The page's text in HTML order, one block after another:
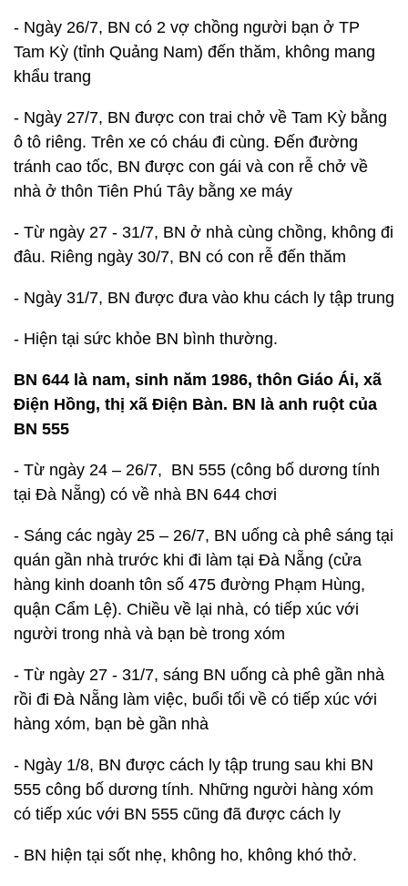
- Ngày 26/7, BN có 2 vợ chồng người bạn ở TP
Tam Kỳ (tỉnh Quảng Nam) đến thăm, không mang
khẩu trang
- Ngày 27/7, BN được con trai chở về Tam Kỳ bằng
ô tô riêng. Trên xe có cháu đi cùng. Đến đường
tránh cao tốc, BN được con gái và con rễ chở về
nhà ở thôn Tiên Phú Tây bằng xe máy
- Từ ngày 27 - 31/7, BN ở nhà cùng chồng, không đi
đâu. Riêng ngày 30/7, BN có con rễ đến thăm
- Ngày 31/7, BN được đưa vào khu cách ly tập trung
- Hiện tại sức khỏe BN bình thường.
BN 644 là nam, sinh năm 1986, thôn Giáo Ái, xã
Điện Hồng, thị xã Điện Bàn. BN là anh ruột của
BN 555
- Từ ngày 24 – 26/7, BN 555 (công bố dương tính
tại Đà Nẵng) có về nhà BN 644 chơi
- Sáng các ngày 25 – 26/7, BN uống cà phê sáng tại
quán gần nhà trước khi đi làm tại Đà Nẵng (cửa
hàng kinh doanh tôn số 475 đường Phạm Hùng,
quận Cẩm Lệ). Chiều về lại nhà, có tiếp xúc với
người trong nhà và bạn bè trong xóm
- Từ ngày 27 - 31/7, sáng BN uống cà phê gần nhà
rồi đi Đà Nẵng làm việc, buổi tối về có tiếp xúc với
hàng xóm, bạn bè gần nhà
- Ngày 1/8, BN được cách ly tập trung sau khi BN
555 công bố dương tính. Những người hàng xóm
có tiếp xúc với BN 555 cũng đã được cách ly
- BN hiện tại sốt nhẹ, không ho, không khó thở.